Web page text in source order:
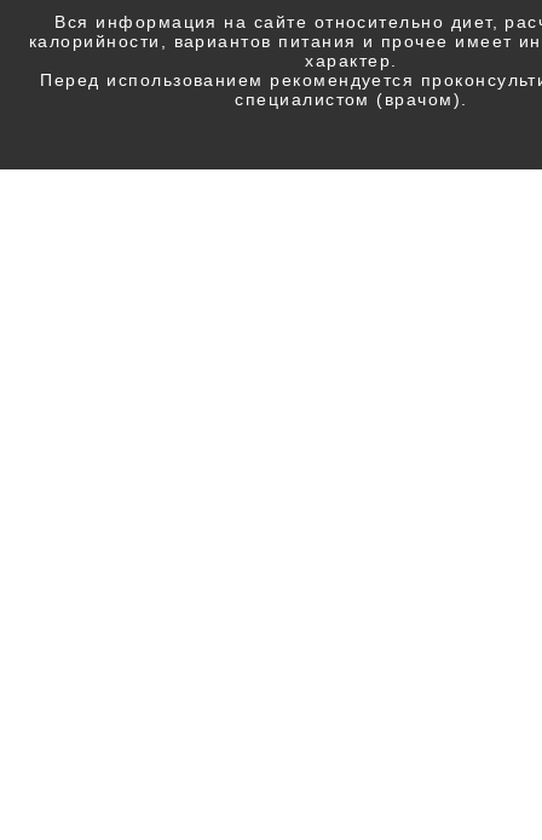
Вся информация на сайте относительно диет,
калорийности, вариантов питания и прочее имеет
характер.
Перед использованием рекомендуется
специалистом (врачом).